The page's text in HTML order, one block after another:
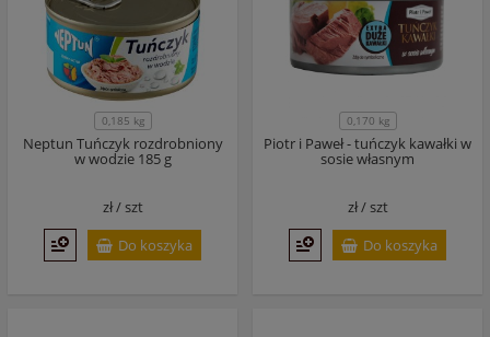
0,185 kg
Neptun Tuńczyk rozdrobniony
w wodzie 185 g
zł /szt
Do koszyka
0,170 kg
Piotr i Paweł - tuńczyk kawałki w
sosie własnym
zł /szt
Do koszyka